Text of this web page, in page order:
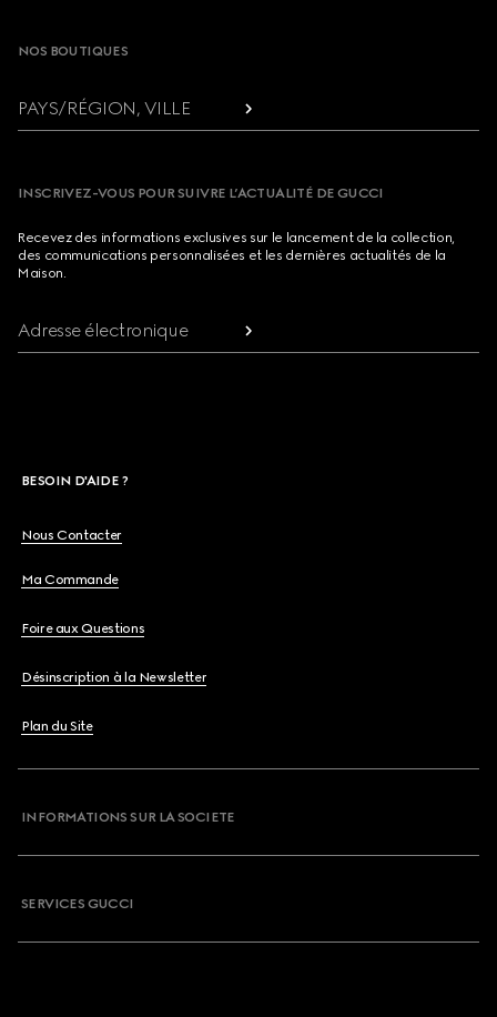
NOS BOUTIQUES
PAYS/RÉGION, VILLE
INSCRIVEZ-VOUS POUR SUIVRE L’ACTUALITÉ DE GUCCI
Recevez des informations exclusives sur le lancement de la collection,
des communications personnalisées et les dernières actualités de la
Maison.
Adresse électronique
BESOIN D'AIDE ?
Nous Contacter
Ma Commande
Foire aux Questions
Désinscription à la Newsletter
Plan du Site
INFORMATIONS SUR LA SOCIETE
SERVICES GUCCI